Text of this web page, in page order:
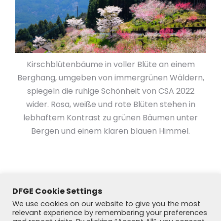
Kirschblütenbäume in voller Blüte an einem
Berghang, umgeben von immergrünen Wäldern,
spiegeln die ruhige Schönheit von CSA 2022
wider. Rosa, weiße und rote Blüten stehen in
lebhaftem Kontrast zu grünen Bäumen unter
Bergen und einem klaren blauen Himmel.
DFGE Cookie Settings
We use cookies on our website to give you the most
relevant experience by remembering your preferences